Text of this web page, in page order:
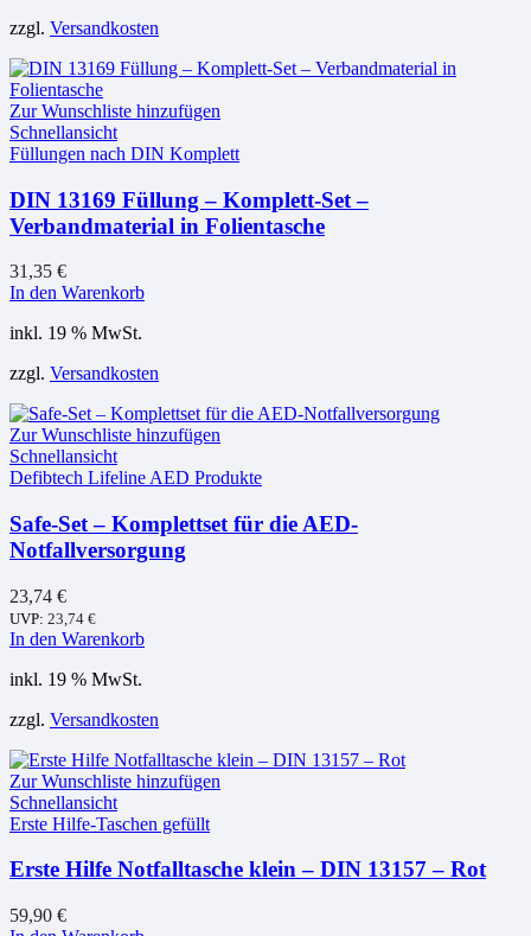
zzgl. Versandkosten
Zur Wunschliste hinzufügen
Schnellansicht
Füllungen nach DIN Komplett
DIN 13169 Füllung – Komplett-Set –
Verbandmaterial in Folientasche
31,35 €
In den Warenkorb
inkl. 19 % MwSt.
zzgl. Versandkosten
Zur Wunschliste hinzufügen
Schnellansicht
Defibtech Lifeline AED Produkte
Safe-Set – Komplettset für die AED-
Notfallversorgung
23,74 €
UVP: 23,74 €
In den Warenkorb
inkl. 19 % MwSt.
zzgl. Versandkosten
Zur Wunschliste hinzufügen
Schnellansicht
Erste Hilfe-Taschen gefüllt
Erste Hilfe Notfalltasche klein – DIN 13157 – Rot
59,90 €